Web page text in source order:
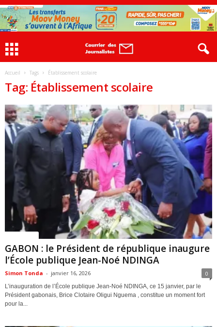
Accueil Tags Établissement scolaire
Tag: Établissement scolaire
GABON : le Président de république inaugure
l’École publique Jean-Noé NDINGA
Simon Tonda - janvier 16, 2026 0
L’inauguration de l’École publique Jean-Noé NDINGA, ce 15 janvier, par le
Président gabonais, Brice Clotaire Oligui Nguema , constitue un moment fort
pour la...